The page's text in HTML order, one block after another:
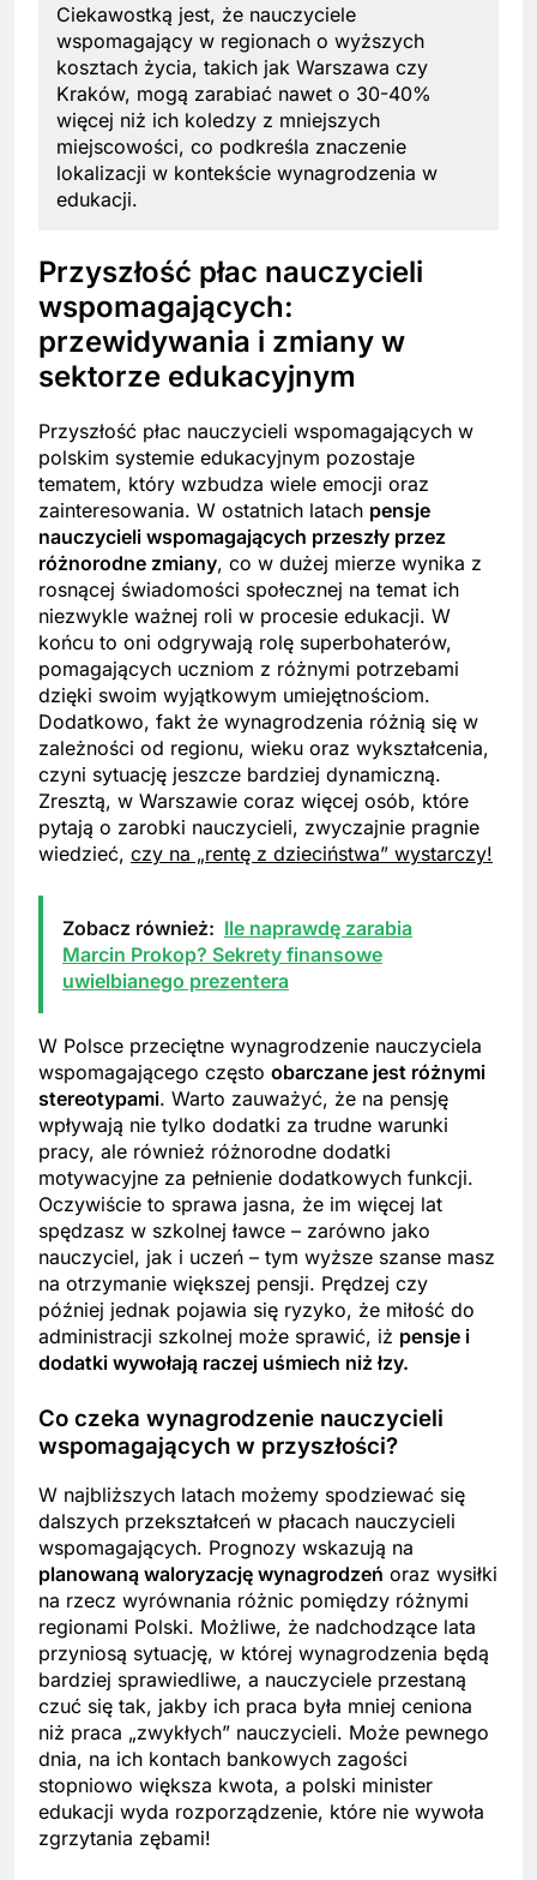
Ciekawostką jest, że nauczyciele
wspomagający w regionach o wyższych
kosztach życia, takich jak Warszawa czy
Kraków, mogą zarabiać nawet o 30-40%
więcej niż ich koledzy z mniejszych
miejscowości, co podkreśla znaczenie
lokalizacji w kontekście wynagrodzenia w
edukacji.
Przyszłość płac nauczycieli
wspomagających:
przewidywania i zmiany w
sektorze edukacyjnym
Przyszłość płac nauczycieli wspomagających w
polskim systemie edukacyjnym pozostaje
tematem, który wzbudza wiele emocji oraz
zainteresowania. W ostatnich latach pensje
nauczycieli wspomagających przeszły przez
różnorodne zmiany, co w dużej mierze wynika z
rosnącej świadomości społecznej na temat ich
niezwykle ważnej roli w procesie edukacji. W
końcu to oni odgrywają rolę superbohaterów,
pomagających uczniom z różnymi potrzebami
dzięki swoim wyjątkowym umiejętnościom.
Dodatkowo, fakt że wynagrodzenia różnią się w
zależności od regionu, wieku oraz wykształcenia,
czyni sytuację jeszcze bardziej dynamiczną.
Zresztą, w Warszawie coraz więcej osób, które
pytają o zarobki nauczycieli, zwyczajnie pragnie
wiedzieć, czy na „rentę z dzieciństwa” wystarczy!
Zobacz również: Ile naprawdę zarabia
Marcin Prokop? Sekrety finansowe
uwielbianego prezentera
W Polsce przeciętne wynagrodzenie nauczyciela
wspomagającego często obarczane jest różnymi
stereotypami. Warto zauważyć, że na pensję
wpływają nie tylko dodatki za trudne warunki
pracy, ale również różnorodne dodatki
motywacyjne za pełnienie dodatkowych funkcji.
Oczywiście to sprawa jasna, że im więcej lat
spędzasz w szkolnej ławce – zarówno jako
nauczyciel, jak i uczeń – tym wyższe szanse masz
na otrzymanie większej pensji. Prędzej czy
później jednak pojawia się ryzyko, że miłość do
administracji szkolnej może sprawić, iż pensje i
dodatki wywołają raczej uśmiech niż łzy.
Co czeka wynagrodzenie nauczycieli
wspomagających w przyszłości?
W najbliższych latach możemy spodziewać się
dalszych przekształceń w płacach nauczycieli
wspomagających. Prognozy wskazują na
planowaną waloryzację wynagrodzeń oraz wysiłki
na rzecz wyrównania różnic pomiędzy różnymi
regionami Polski. Możliwe, że nadchodzące lata
przyniosą sytuację, w której wynagrodzenia będą
bardziej sprawiedliwe, a nauczyciele przestaną
czuć się tak, jakby ich praca była mniej ceniona
niż praca „zwykłych” nauczycieli. Może pewnego
dnia, na ich kontach bankowych zagości
stopniowo większa kwota, a polski minister
edukacji wyda rozporządzenie, które nie wywoła
zgrzytania zębami!